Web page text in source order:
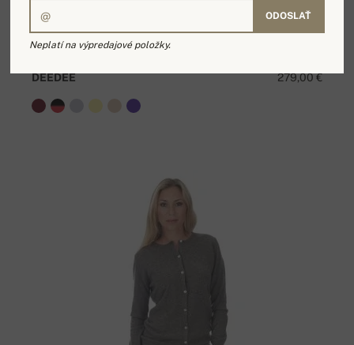
279,00 €
DEEDEE
ODOSLAŤ
Neplatí na výpredajové položky.